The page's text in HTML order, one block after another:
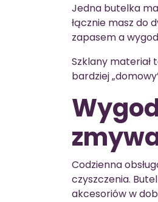
Jedna butelka ma
łącznie masz do
zapasem a
Szklany materiał
bardziej
Codzienna
czyszczenia.
akcesoriów w